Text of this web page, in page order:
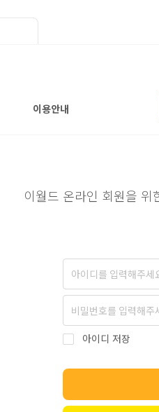
이용안내
이월드 온라인 회원을
아이디 저장